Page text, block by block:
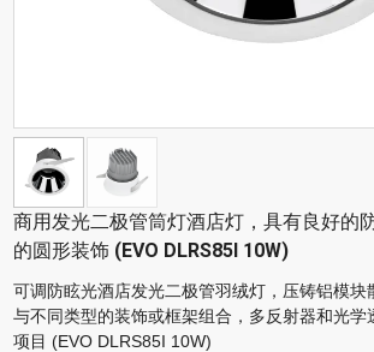
商用发光二极管筒灯酒店灯，具有良好的
的圆形装饰 (EVO DLRS85I 10W)
可调防眩光酒店发光二极管羽绒灯，压铸铝模块
与不同类型的装饰或框架组合，多反射器和光学
项目 (EVO DLRS85I 10W)